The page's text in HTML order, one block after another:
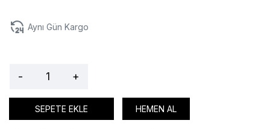
Aynı Gün Kargo
- +
SEPETE EKLE HEMEN AL